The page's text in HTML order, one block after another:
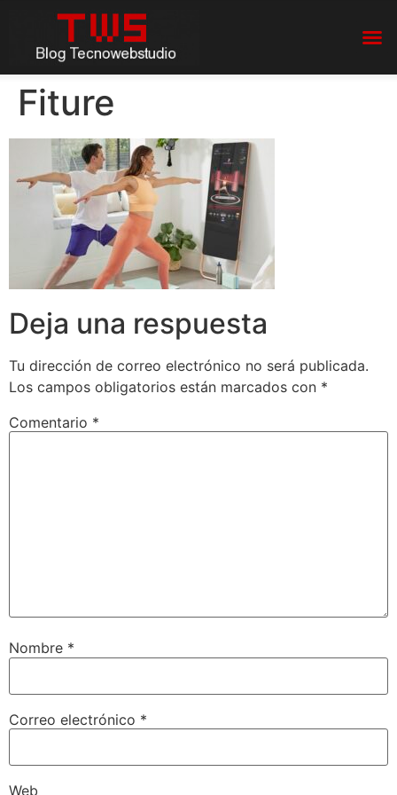
Fiture
Deja una respuesta
Tu dirección de correo electrónico no será publicada.
Los campos obligatorios están marcados con *
Comentario *
Nombre *
Correo electrónico *
Web